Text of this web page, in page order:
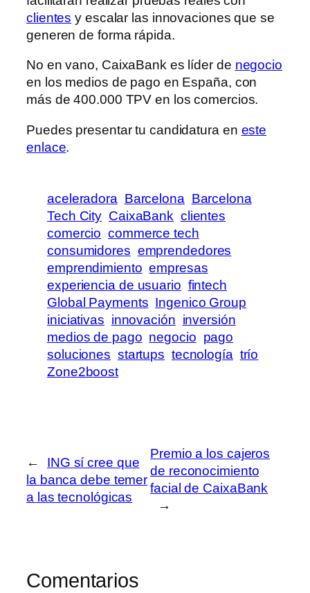
clientes y escalar las innovaciones que se
generen de forma rápida.
No en vano, CaixaBank es líder de negocio
en los medios de pago en España, con
más de 400.000 TPV en los comercios.
Puedes presentar tu candidatura en este
enlace.
aceleradora Barcelona Barcelona
Tech City CaixaBank clientes
comercio commerce tech
consumidores emprendedores
emprendimiento empresas
experiencia de usuario fintech
Global Payments Ingenico Group
iniciativas innovación inversión
medios de pago negocio pago
soluciones startups tecnología trío
Zone2boost
←
ING sí cree que
la banca debe temer
a las tecnológicas
Premio a los cajeros
de reconocimiento
facial de CaixaBank
→
Comentarios